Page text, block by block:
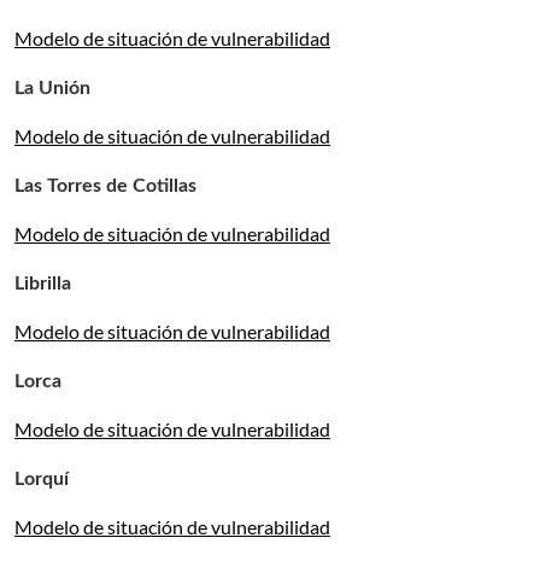
Modelo de situación de vulnerabilidad
La Unión
Modelo de situación de vulnerabilidad
Las Torres de Cotillas
Modelo de situación de vulnerabilidad
Librilla
Modelo de situación de vulnerabilidad
Lorca
Modelo de situación de vulnerabilidad
Lorquí
Modelo de situación de vulnerabilidad